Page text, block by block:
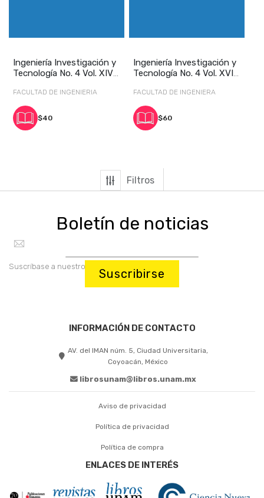
Ingeniería Investigación y
Tecnología No. 4 Vol. XIV
FACULTAD DE INGENIERIA
$40
Ingeniería Investigación y
Tecnología No. 4 Vol. XVI
FACULTAD DE INGENIERA
$60
Filtros
Boletín de noticias
Suscríbase a nuestro boletín:
Suscribirse
INFORMACIÓN DE CONTACTO
AV. del IMAN núm. 5, Ciudad Universitaria,
Coyoacán, México
librosunam@libros.unam.mx
Aviso de privacidad
Política de privacidad
Política de compra
ENLACES DE INTERÉS